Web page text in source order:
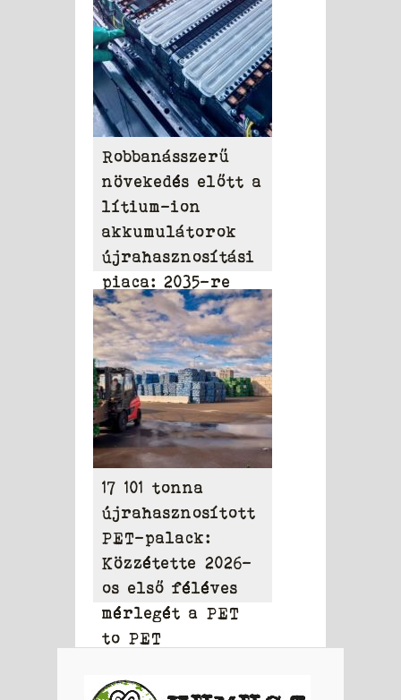
Robbanásszerű
növekedés előtt a
lítium-ion
akkumulátorok
újrahasznosítási
piaca: 2035-re
elérheti a 31,95
milliárd dollárt
17 101 tonna
újrahasznosított
PET-palack:
Közzétette 2026-
os első féléves
mérlegét a PET
to PET